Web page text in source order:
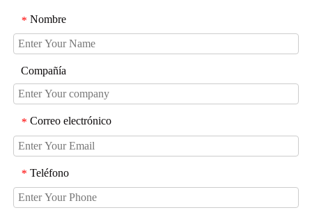
* Nombre
Compañía
* Correo electrónico
* Teléfono